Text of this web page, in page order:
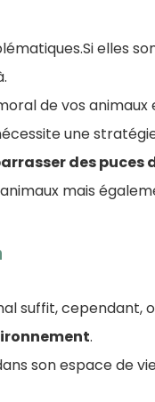
elles
de vos
une
des puces
mais
suffit, cependant,
.
son espace de